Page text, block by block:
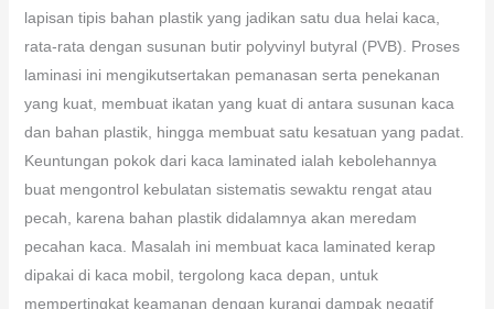
lapisan tipis bahan plastik yang jadikan satu dua helai kaca,
rata-rata dengan susunan butir polyvinyl butyral (PVB). Proses
laminasi ini mengikutsertakan pemanasan serta penekanan
yang kuat, membuat ikatan yang kuat di antara susunan kaca
dan bahan plastik, hingga membuat satu kesatuan yang padat.
Keuntungan pokok dari kaca laminated ialah kebolehannya
buat mengontrol kebulatan sistematis sewaktu rengat atau
pecah, karena bahan plastik didalamnya akan meredam
pecahan kaca. Masalah ini membuat kaca laminated kerap
dipakai di kaca mobil, tergolong kaca depan, untuk
mempertingkat keamanan dengan kurangi dampak negatif